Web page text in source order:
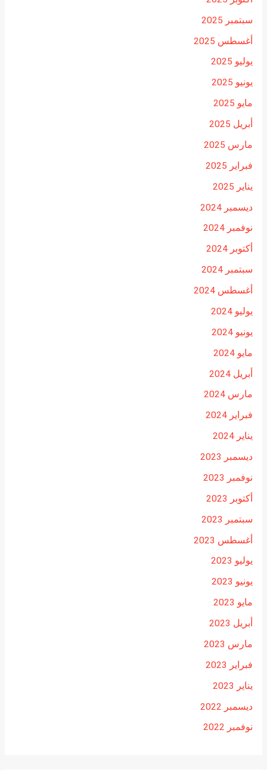
سبتمبر 2025
أغسطس 2025
يوليو 2025
يونيو 2025
مايو 2025
أبريل 2025
مارس 2025
فبراير 2025
يناير 2025
ديسمبر 2024
نوفمبر 2024
أكتوبر 2024
سبتمبر 2024
أغسطس 2024
يوليو 2024
يونيو 2024
مايو 2024
أبريل 2024
مارس 2024
فبراير 2024
يناير 2024
ديسمبر 2023
نوفمبر 2023
أكتوبر 2023
سبتمبر 2023
أغسطس 2023
يوليو 2023
يونيو 2023
مايو 2023
أبريل 2023
مارس 2023
فبراير 2023
يناير 2023
ديسمبر 2022
نوفمبر 2022